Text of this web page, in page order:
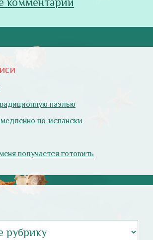
паэлью
по-испански
получается готовить